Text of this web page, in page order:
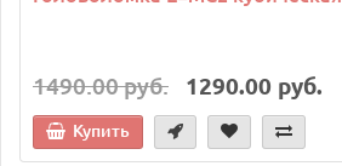
1490.00 руб. 1290.00 руб.
Купить